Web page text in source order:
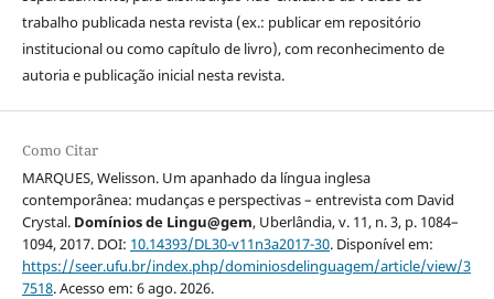
trabalho publicada nesta revista (ex.: publicar em repositório
institucional ou como capítulo de livro), com reconhecimento de
autoria e publicação inicial nesta revista.
Como Citar
MARQUES, Welisson. Um apanhado da língua inglesa
contemporânea: mudanças e perspectivas – entrevista com David
Crystal. Domínios de Lingu@gem, Uberlândia, v. 11, n. 3, p. 1084–
1094, 2017. DOI: 10.14393/DL30-v11n3a2017-30. Disponível em:
https://seer.ufu.br/index.php/dominiosdelinguagem/article/view/3
7518. Acesso em: 6 ago. 2026.